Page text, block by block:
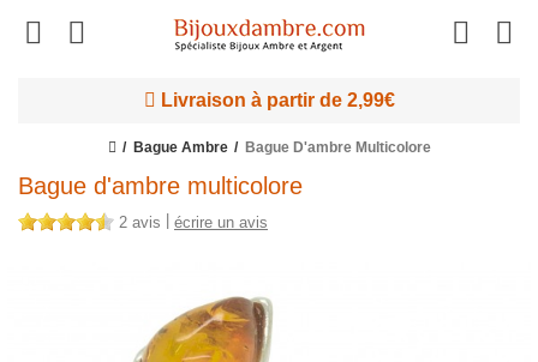
Livraison à partir de 2,99€
Bague Ambre Bague D'ambre Multicolore
Bague d'ambre multicolore
2 avis écrire un avis